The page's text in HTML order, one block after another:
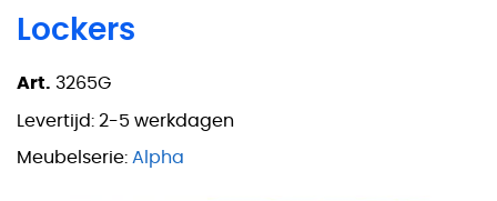
Lockers
Art. 3265G
Levertijd: 2-5 werkdagen
Meubelserie: Alpha